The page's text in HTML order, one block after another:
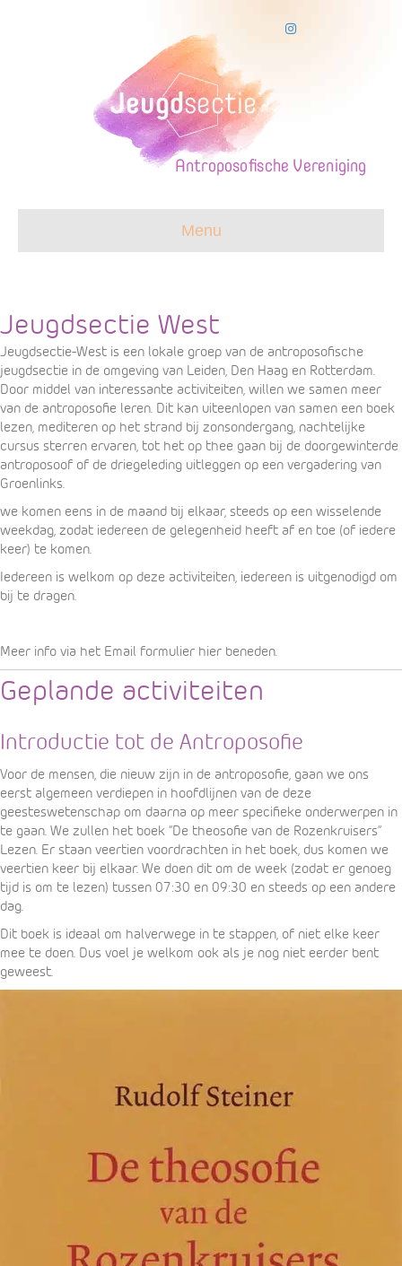
Instagram
Menu
Jeugdsectie West
Jeugdsectie-West is een lokale groep van de antroposofische
jeugdsectie in de omgeving van Leiden, Den Haag en Rotterdam.
Door middel van interessante activiteiten, willen we samen meer
van de antroposofie leren. Dit kan uiteenlopen van samen een boek
lezen, mediteren op het strand bij zonsondergang, nachtelijke
cursus sterren ervaren, tot het op thee gaan bij de doorgewinterde
antroposoof of de driegeleding uitleggen op een vergadering van
Groenlinks.
we komen eens in de maand bij elkaar, steeds op een wisselende
weekdag, zodat iedereen de gelegenheid heeft af en toe (of iedere
keer) te komen.
Iedereen is welkom op deze activiteiten, iedereen is uitgenodigd om
bij te dragen.
Meer info via het Email formulier hier beneden.
Geplande activiteiten
Introductie tot de Antroposofie
Voor de mensen, die nieuw zijn in de antroposofie, gaan we ons
eerst algemeen verdiepen in hoofdlijnen van de deze
geesteswetenschap om daarna op meer specifieke onderwerpen in
te gaan. We zullen het boek ‘’De theosofie van de Rozenkruisers’’
Lezen. Er staan veertien voordrachten in het boek, dus komen we
veertien keer bij elkaar. We doen dit om de week (zodat er genoeg
tijd is om te lezen) tussen 07:30 en 09:30 en steeds op een andere
dag.
Dit boek is ideaal om halverwege in te stappen, of niet elke keer
mee te doen. Dus voel je welkom ook als je nog niet eerder bent
geweest.